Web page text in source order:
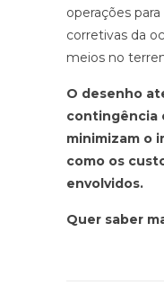
operações
corretivas da
meios no
O desenho
contingência
minimizam o
como os
envolvidos.
Quer saber